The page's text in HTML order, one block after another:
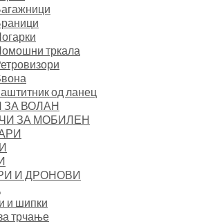
тркала
од ланец
ЗА ВОЛАН
ЗА МОБИЛЕН
И ДРОНОВИ
и шипки
трчање